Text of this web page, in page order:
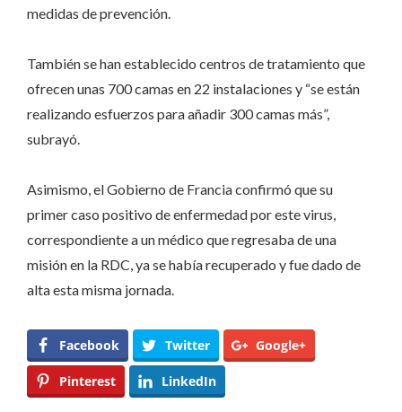
medidas de prevención.
También se han establecido centros de tratamiento que
ofrecen unas 700 camas en 22 instalaciones y “se están
realizando esfuerzos para añadir 300 camas más”,
subrayó.
Asimismo, el Gobierno de Francia confirmó quesu
primer caso positivo de enfermedad por este virus,
correspondiente a un médico que regresaba de una
misión en la RDC, ya se había recuperado y fue dado de
alta esta misma jornada.
Facebook Twitter Google+
Pinterest LinkedIn